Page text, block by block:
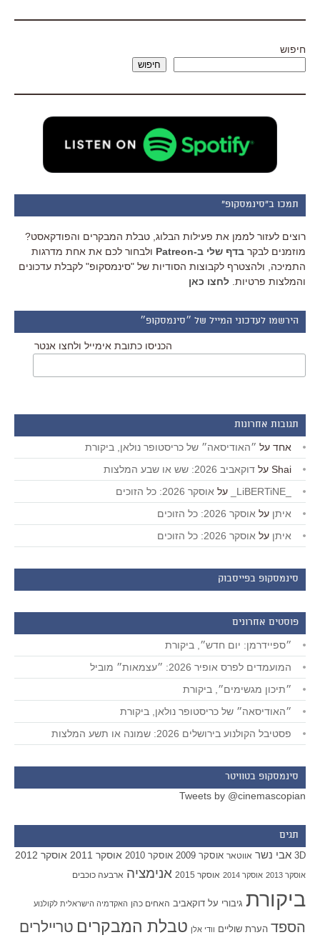
חיפוש
חיפוש
תמכו ב"סינמסקופ"
רוצים לעזור לממן את פעילות הבלוג, טבלת המבקרים והפודקאסט?
מוזמנים לבקר בדף שלי ב-Patreon
ולבחור לכם את אחת מדרגות
התמיכה, ולהצטרף לקבוצות הסודיות של "סינמסקופ" לקבלת עדכונים
והמלצות פרטיות. לחצו כאן
הירשמו לעדכוני המייל של ״סינמסקופ״
הכניסו כתובת אימייל ולחצו אנטר
תגובות אחרונות
אחד על ״האודיסאה״ של כריסטופר נולאן, ביקורת
Shai על דוקאביב 2026: שש או שבע המלצות
על אוסקר 2026: כל הזוכים
איתן על אוסקר 2026: כל הזוכים
איתן על אוסקר 2026: כל הזוכים
סינמסקופ בפייסבוק
פוסטים אחרונים
״ספיידרמן: יום חדש״, ביקורת
המועמדים לפרס אופיר 2026: ״עצמאות״ מוביל
״תיכון מגשימים״, ביקורת
״האודיסאה״ של כריסטופר נולאן, ביקורת
פסטיבל הקולנוע בירושלים 2026: שמונה או תשע המלצות
סינמסקופ בטוויטר
Tweets by @cinemascopian
תגים
3D אבי נשר אווטאר אוסקר 2009 אוסקר 2010 אוסקר 2011 אוסקר 2012
אוסקר 2013 אוסקר 2014 אוסקר 2015 אנימציה ארבעה כוכבים
ביקורת גיבורי על דוקאביב האחים כהן האקדמיה הישראלית לקולנוע
הספד הערת שוליים וודי אלן טבלת המבקרים טריילרים